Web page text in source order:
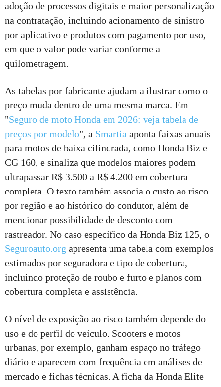
adoção de processos digitais e maior personalização
na contratação, incluindo acionamento de sinistro
por aplicativo e produtos com pagamento por uso,
em que o valor pode variar conforme a
quilometragem.
As tabelas por fabricante ajudam a ilustrar como o
preço muda dentro de uma mesma marca. Em
"Seguro de moto Honda em 2026: veja tabela de
preços por modelo", a Smartia aponta faixas anuais
para motos de baixa cilindrada, como Honda Biz e
CG 160, e sinaliza que modelos maiores podem
ultrapassar R$ 3.500 a R$ 4.200 em cobertura
completa. O texto também associa o custo ao risco
por região e ao histórico do condutor, além de
mencionar possibilidade de desconto com
rastreador. No caso específico da Honda Biz 125, o
Seguroauto.org apresenta uma tabela com exemplos
estimados por seguradora e tipo de cobertura,
incluindo proteção de roubo e furto e planos com
cobertura completa e assistência.
O nível de exposição ao risco também depende do
uso e do perfil do veículo. Scooters e motos
urbanas, por exemplo, ganham espaço no tráfego
diário e aparecem com frequência em análises de
mercado e fichas técnicas. A ficha da Honda Elite